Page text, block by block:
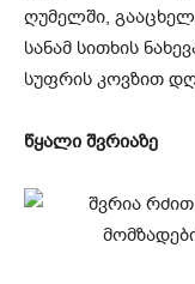
ღუმელში,
სანამ სითხის
სუფრის კოვზით
წყალი შვრიაზე